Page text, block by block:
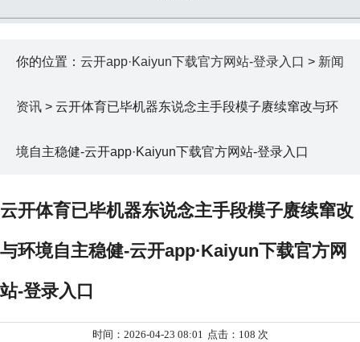
你的位置： 云开app·Kaiyun下载官方网站-登录入口 > 新闻
资讯 > 云开体育已毕机器东说念主手段模子赓续窜改与环
境自主稳健-云开app·Kaiyun下载官方网站-登录入口
云开体育已毕机器东说念主手段模子赓续窜改
与环境自主稳健-云开app·Kaiyun下载官方网
站-登录入口
时间：2026-04-23 08:01 点击：108 次